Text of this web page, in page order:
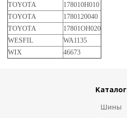
TOYOTA
178010H010
TOYOTA
1780120040
TOYOTA
17801OH020
WESFIL
WA1135
WIX
46673
Каталог
Шины